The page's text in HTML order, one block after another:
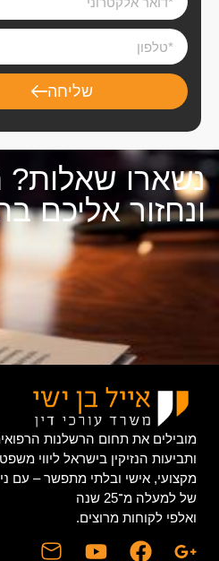
שליחה
נשארו שאלות?
ונחזור אליכם
מובילים את תחום הרשלנות
ותביעות הנזיקין בישראל ליווי
מקצועי, אישי ובלתי מתפשר – עם
של למעלה מ־25 שנה
ואלפי לקוחות מרוצים.